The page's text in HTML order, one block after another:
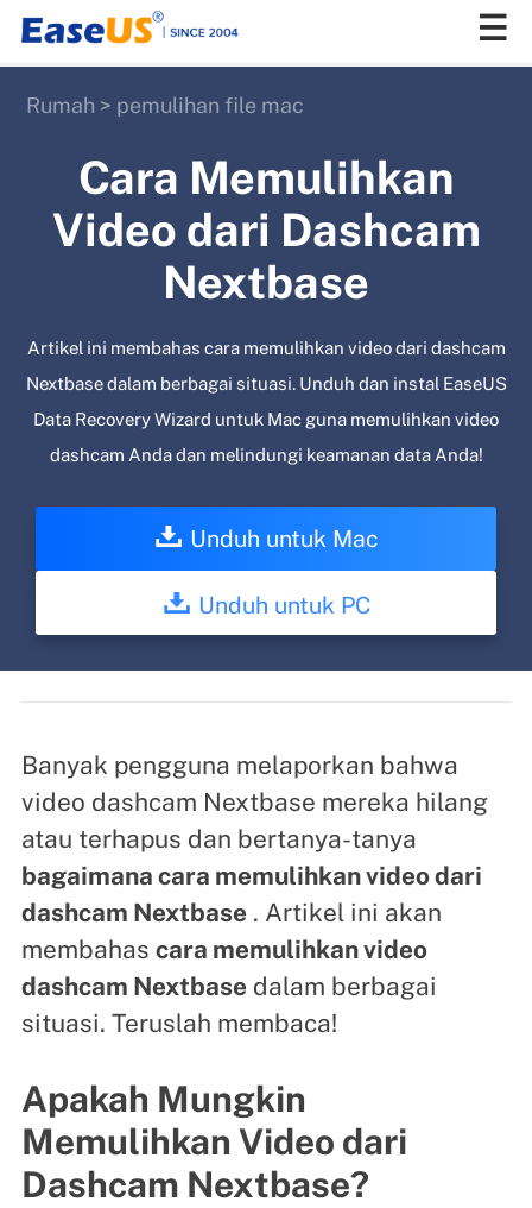
Rumah > pemulihan file mac
Cara Memulihkan
Video dari Dashcam
Nextbase
Artikel ini membahas cara memulihkan video dari dashcam
Nextbase dalam berbagai situasi. Unduh dan instal EaseUS
Data Recovery Wizard untuk Mac guna memulihkan video
dashcam Anda dan melindungi keamanan data Anda!
Unduh untuk Mac
Unduh untuk PC
Banyak pengguna melaporkan bahwa
video dashcam Nextbase mereka hilang
atau terhapus dan bertanya-tanya
bagaimana cara memulihkan video dari
dashcam Nextbase . Artikel ini akan
membahas cara memulihkan video
dashcam Nextbase dalam berbagai
situasi. Teruslah membaca!
Apakah Mungkin
Memulihkan Video dari
Dashcam Nextbase?